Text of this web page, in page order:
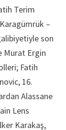
Terim
–
son
Murat Ergin
Fatih
16.
Alassane
Lens
Karakaş,